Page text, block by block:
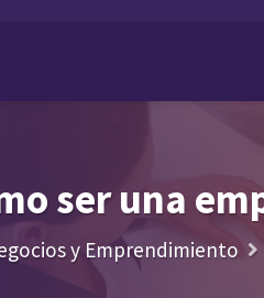
ser una
y Emprendimiento